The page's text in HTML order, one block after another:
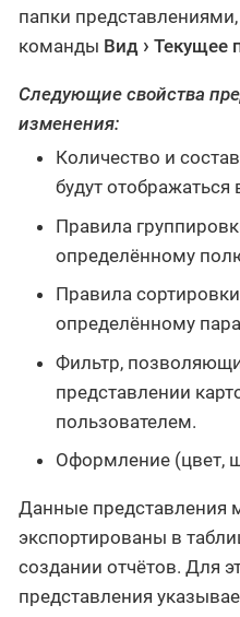
папки
команды Вид Текущее
Следующие свойства
изменения:
Количество и
будут
Правила
определённому
Правила
определённому
Фильтр,
представлении
пользователем.
Оформление (цвет,
Данные представления
экспортированы в
создании отчётов. Для
представления